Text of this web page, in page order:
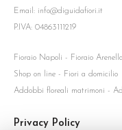
Email: info@diguidafiori.it
P.IVA: 04863111219
Fioraio Napoli - Fioraio
Shop on line - Fiori a domicilio
Addobbi floreali matrimoni -
Privacy Policy